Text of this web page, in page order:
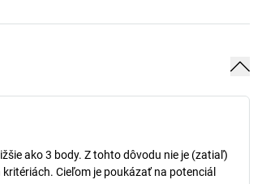
ako 3 body. Z tohto dôvodu nie je (zatiaľ)
Cieľom je poukázať na potenciál